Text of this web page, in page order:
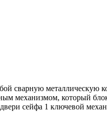
сварную металлическую
механизмом, который
сейфа 1 ключевой